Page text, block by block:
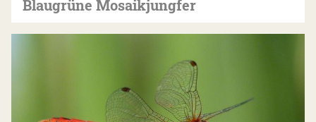
Blaugrüne Mosaikjungfer